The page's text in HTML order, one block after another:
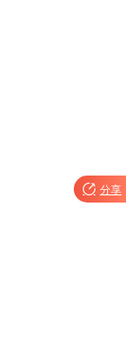
 分享